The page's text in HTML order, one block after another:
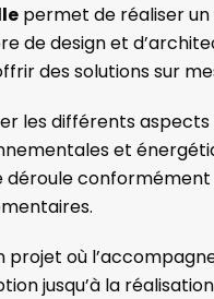
permet de réaliser
design et
des solutions sur
les différents
et
projet où
jusqu’à la